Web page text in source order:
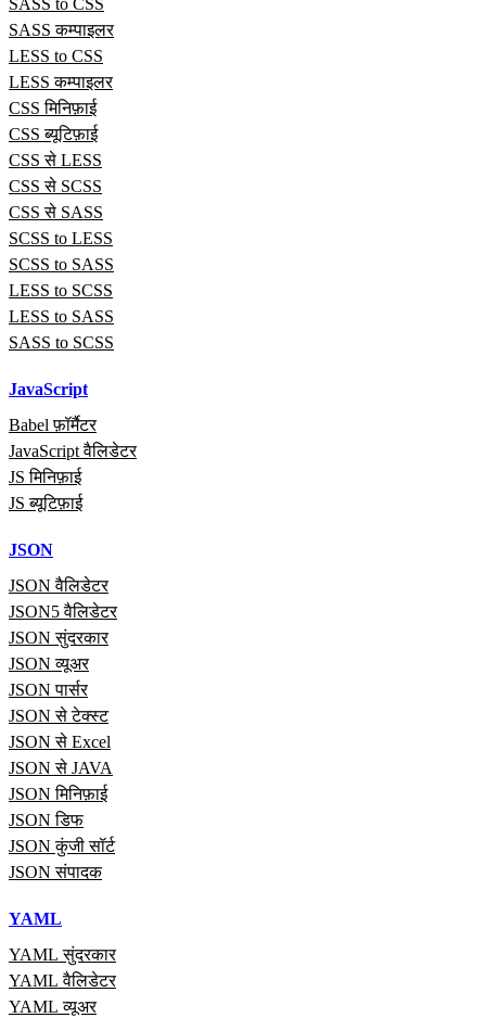
SASS to CSS
SASS कम्पाइलर
LESS to CSS
LESS कम्पाइलर
CSS मिनिफ़ाई
CSS ब्यूटिफ़ाई
CSS से LESS
CSS से SCSS
CSS से SASS
SCSS to LESS
SCSS to SASS
LESS to SCSS
LESS to SASS
SASS to SCSS
JavaScript
Babel फ़ॉर्मैटर
JavaScript वैलिडेटर
JS मिनिफ़ाई
JS ब्यूटिफ़ाई
JSON
JSON वैलिडेटर
JSON5 वैलिडेटर
JSON सुंदरकार
JSON व्यूअर
JSON पार्सर
JSON से टेक्स्ट
JSON से Excel
JSON से JAVA
JSON मिनिफ़ाई
JSON डिफ
JSON कुंजी सॉर्ट
JSON संपादक
YAML
YAML सुंदरकार
YAML वैलिडेटर
YAML व्यूअर